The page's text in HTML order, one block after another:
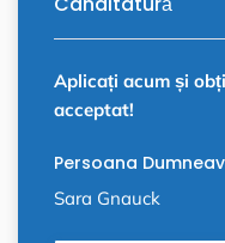
Aplicați acum și
acceptat!
Persoana
Sara Gnauck